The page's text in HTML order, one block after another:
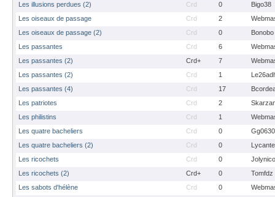
Les illusions perdues (2)
Crd 0
Bigo38
Les oiseaux de passage
Crd 2
Les oiseaux de passage (2)
Crd 0
Bonobo
Les passantes
Crd 6
Les passantes (2)
Crd+ 7
Les passantes (2)
Crd 1
Les passantes (4)
Crd 17
Les patriotes
Crd 2
Les philistins
Crd 1
Les quatre bacheliers
Crd 0
Les quatre bacheliers (2)
Crd 0
Lycante
Les ricochets
Crd 0
Jolynico
Les ricochets (2)
Crd+ 0
Tomfdz
Les sabots d'hélène
Crd 0